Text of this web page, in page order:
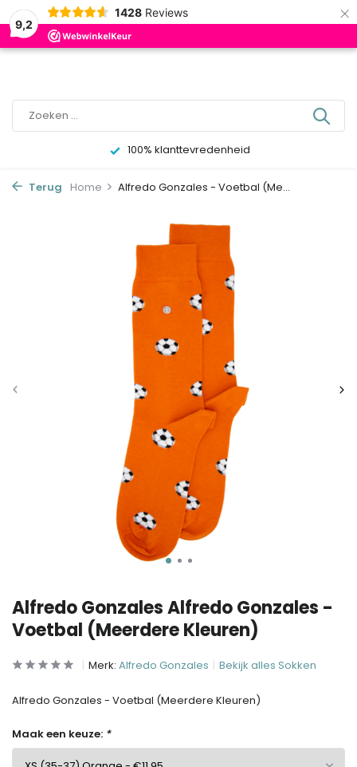
9,2
1428 Reviews ×
0
100% klanttevredenheid
Terug Home Alfredo Gonzales - Voetbal (Me...
Alfredo Gonzales Alfredo Gonzales -
Voetbal (Meerdere Kleuren)
Merk: Alfredo Gonzales Bekijk alles Sokken
Alfredo Gonzales - Voetbal (Meerdere Kleuren)
Maak een keuze: *